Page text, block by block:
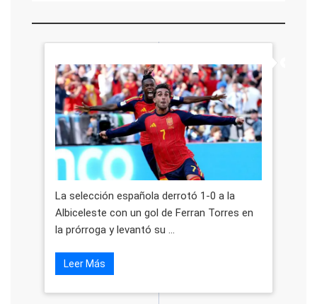
La selección española derrotó 1-0 a la
Albiceleste con un gol de Ferran Torres en
la prórroga y levantó su ...
Leer Más